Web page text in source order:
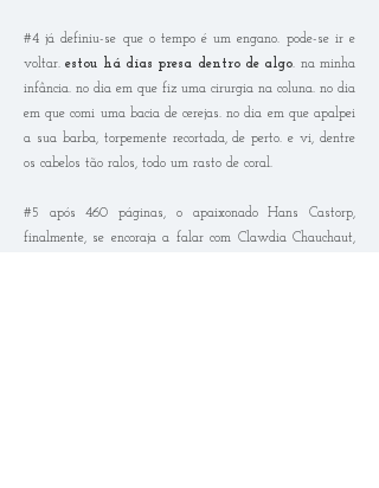
#4 já definiu-se que o tempo é um engano. pode-se ir e
voltar.estou há dias presa dentro de algo. na minha
infância. no dia em que fiz uma cirurgia na coluna. no dia
em que comi uma bacia de cerejas. no dia em que apalpei
a sua barba, torpemente recortada, de perto. e vi, dentre
os cabelos tão ralos, todo um rasto de coral.
#5 após 460 páginas, o apaixonado Hans Castorp,
finalmente, se encoraja a falar com Clawdia Chauchaut,